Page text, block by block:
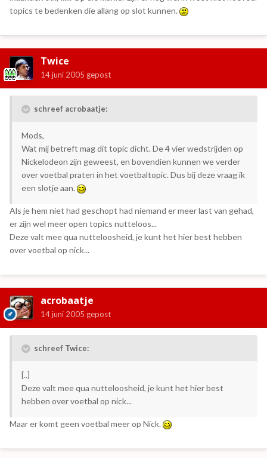
topics te bedenken die allang op slot kunnen.
Twice
14 juni 2005 gepost
schreef acrobaatje:
Mods,
Wat mij betreft mag dit topic dicht. De 4 vier wedstrijden op
Nickelodeon zijn geweest, en bovendien kunnen we verder
over voetbal praten in het voetbaltopic. Dus bij deze vraag ik
een slotje aan.
Als je hem niet had geschopt had niemand er meer last van gehad,
er zijn wel meer open topics nutteloos...
Deze valt mee qua nutteloosheid, je kunt het hier best hebben
over voetbal op nick...
acrobaatje
14 juni 2005 gepost
schreef Twice:
[..]
Deze valt mee qua nutteloosheid, je kunt het hier best
hebben over voetbal op nick...
Maar er komt geen voetbal meer op Nick.